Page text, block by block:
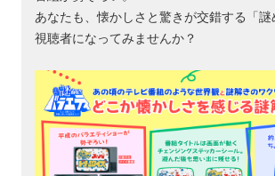
あなたも、懐かしさと驚きが交錯する「
視聴者になってみませんか？